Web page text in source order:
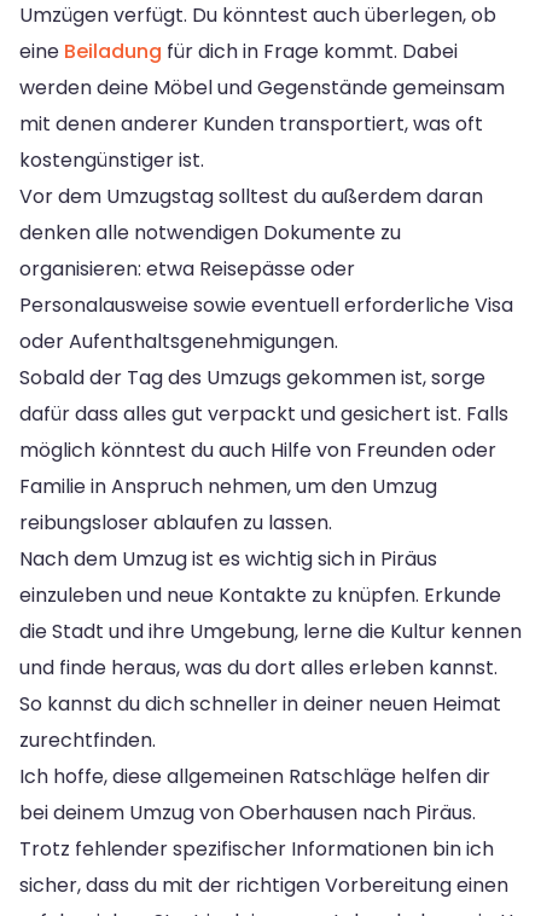
Umzügen verfügt. Du könntest auch überlegen, ob
eine Beiladung für dich in Frage kommt. Dabei
werden deine Möbel und Gegenstände gemeinsam
mit denen anderer Kunden transportiert, was oft
kostengünstiger ist.
Vor dem Umzugstag solltest du außerdem daran
denken alle notwendigen Dokumente zu
organisieren: etwa Reisepässe oder
Personalausweise sowie eventuell erforderliche Visa
oder Aufenthaltsgenehmigungen.
Sobald der Tag des Umzugs gekommen ist, sorge
dafür dass alles gut verpackt und gesichert ist. Falls
möglich könntest du auch Hilfe von Freunden oder
Familie in Anspruch nehmen, um den Umzug
reibungsloser ablaufen zu lassen.
Nach dem Umzug ist es wichtig sich in Piräus
einzuleben und neue Kontakte zu knüpfen. Erkunde
die Stadt und ihre Umgebung, lerne die Kultur kennen
und finde heraus, was du dort alles erleben kannst.
So kannst du dich schneller in deiner neuen Heimat
zurechtfinden.
Ich hoffe, diese allgemeinen Ratschläge helfen dir
bei deinem Umzug von Oberhausen nach Piräus.
Trotz fehlender spezifischer Informationen bin ich
sicher, dass du mit der richtigen Vorbereitung einen